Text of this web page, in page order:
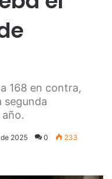
168 en contra,
segunda
2025 0 233